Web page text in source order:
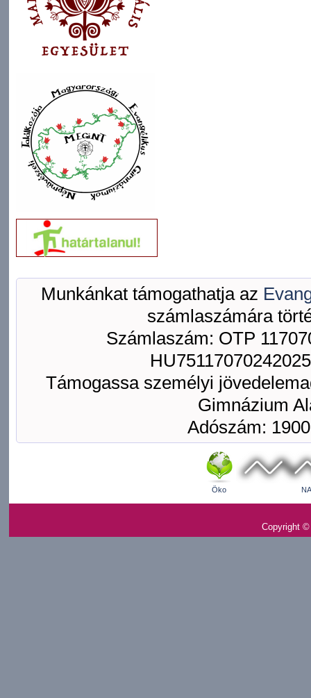
Munkánkat támogathatja az
számlaszámára
Számlaszám: OTP
Támogassa személyi
Gimnázium
Adószám:
Öko
Copyright